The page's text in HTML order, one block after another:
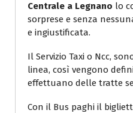
Centrale a Legnano lo
sorprese e senza
e ingiustificata.
Il Servizio Taxi o Ncc,
linea, così vengono
effettuano delle tratte
Con il Bus paghi il